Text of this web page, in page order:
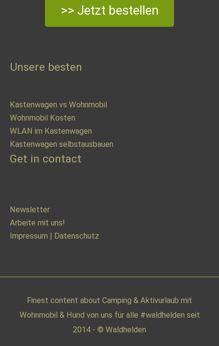
>> Jetzt bestellen
Unsere besten
Kastenwagen vs Wohnmobil
Wohnmobil Kosten
WLAN im Kastenwagen
Kastenwagen selbstausbauen
Get in contact
Newsletter
Arbeite mit uns!
Impressum | Datenschutz
Finest content about Camping & Aktivurlaub mit
Wohnmobil & Hund von uns für alle #waldhelden seit
2014 - © Waldhelden